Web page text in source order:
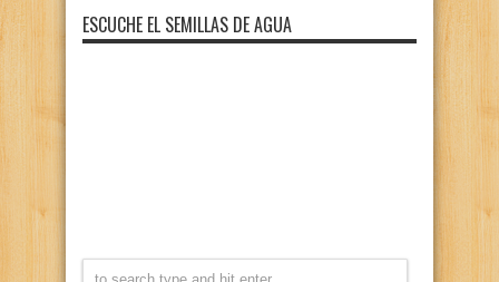
ESCUCHE EL SEMILLAS DE AGUA